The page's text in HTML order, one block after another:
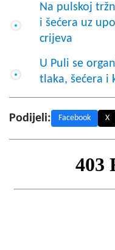
Na pulskoj
i šećera uz
crijeva
U Puli se
tlaka, šećera i
Podijeli: Facebook X